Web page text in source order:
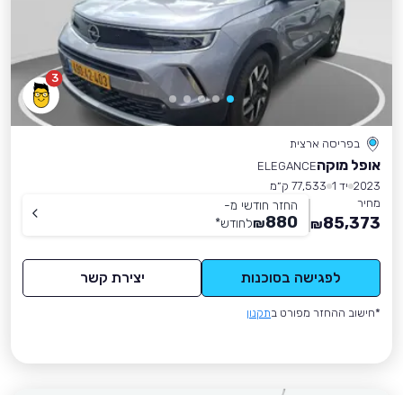
3
בפריסה ארצית
אופל מוקהELEGANCE
2023 יד 1
77,533 ק״מ
מחיר
85,373
₪
החזר חודשי מ-
880
₪לחודש*
לפגישה בסוכנות יצירת קשר
*חישוב ההחזר מפורט בתקנון